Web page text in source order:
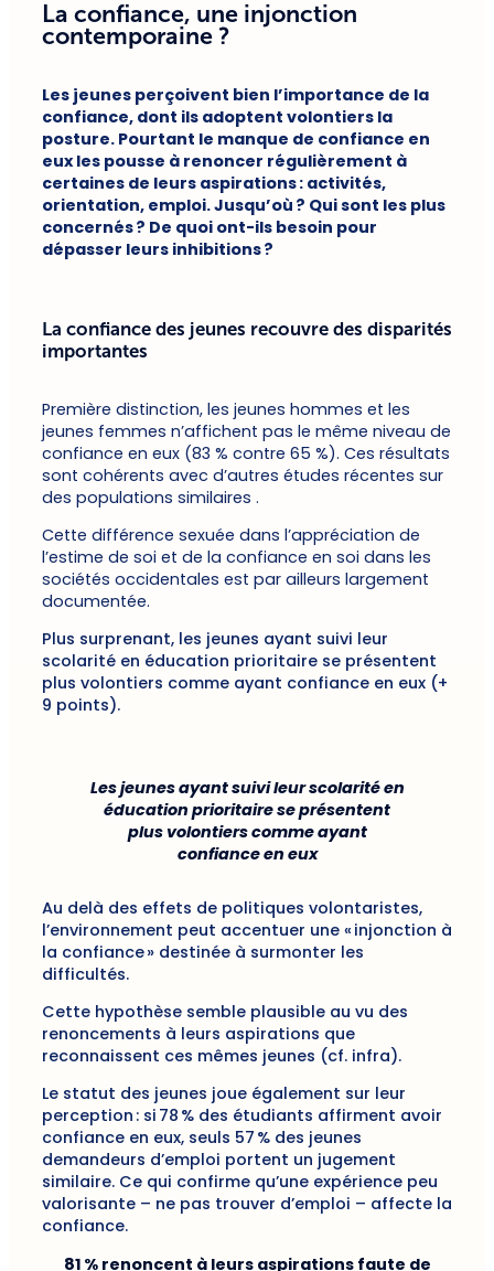
La confiance, une injonction
contemporaine ?
Les jeunes perçoivent bien l’importance de la
confiance, dont ils adoptent volontiers la
posture. Pourtant le manque de confiance en
eux les pousse à renoncer régulièrement à
certaines de leurs aspirations : activités,
orientation, emploi. Jusqu’où ? Qui sont les plus
concernés ? De quoi ont-ils besoin pour
dépasser leurs inhibitions ?
La confiance des jeunes recouvre des disparités
importantes
Première distinction, les jeunes hommes et les
jeunes femmes n’affichent pas le même niveau de
confiance en eux (83 % contre 65 %). Ces résultats
sont cohérents avec d’autres études récentes sur
des populations similaires .
Cette différence sexuée dans l’appréciation de
l’estime de soi et de la confiance en soi dans les
sociétés occidentales est par ailleurs largement
documentée.
Plus surprenant, les jeunes ayant suivi leur
scolarité en éducation prioritaire se présentent
plus volontiers comme ayant confiance en eux (+
9 points).
Les jeunes ayant suivi leur scolarité en
éducation prioritaire se présentent
plus volontiers comme ayant
confiance en eux
Au delà des effets de politiques volontaristes,
l’environnement peut accentuer une « injonction à
la confiance » destinée à surmonter les
difficultés.
Cette hypothèse semble plausible au vu des
renoncements à leurs aspirations que
reconnaissent ces mêmes jeunes (cf. infra).
Le statut des jeunes joue également sur leur
perception : si 78 % des étudiants affirment avoir
confiance en eux, seuls 57 % des jeunes
demandeurs d’emploi portent un jugement
similaire. Ce qui confirme qu’une expérience peu
valorisante – ne pas trouver d’emploi – affecte la
confiance.
81 % renoncent à leurs aspirations faute de